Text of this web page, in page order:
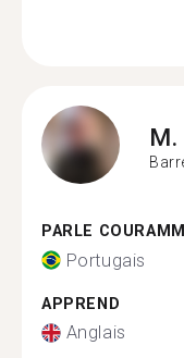
M.
PARLE
Portugais
APPREND
Anglais